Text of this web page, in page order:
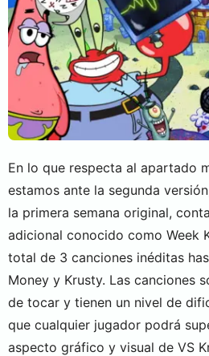
En lo que respecta al apartado
estamos ante la segunda
la primera semana original,
adicional conocido como Week
total de 3 canciones inéditas
Money y Krusty. Las canciones
de tocar y tienen un nivel de
que cualquier jugador podrá
aspecto gráfico y visual de VS